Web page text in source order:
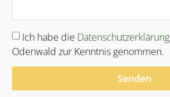
Ich habe die Datenschutzerklärung
Odenwald zur Kenntnis genommen.
Senden